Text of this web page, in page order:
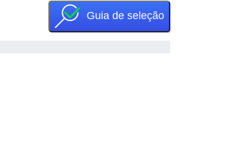
Guia de seleção